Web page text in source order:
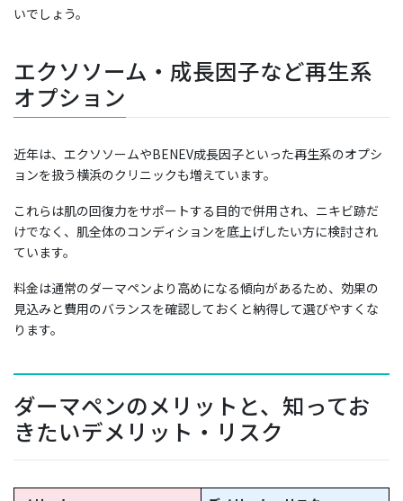
いでしょう。
エクソソーム・成長因子など再生系
オプション
近年は、エクソソームやBENEV成長因子といった再生系のオプシ
ョンを扱う横浜のクリニックも増えています。
これらは肌の回復力をサポートする目的で併用され、ニキビ跡だ
けでなく、肌全体のコンディションを底上げしたい方に検討され
ています。
料金は通常のダーマペンより高めになる傾向があるため、効果の
見込みと費用のバランスを確認しておくと納得して選びやすくな
ります。
ダーマペンのメリットと、知ってお
きたいデメリット・リスク